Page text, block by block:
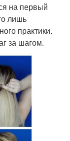
на первый
лишь
практики.
за шагом.